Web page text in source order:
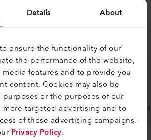
Details About
ensure the functionality of our
the performance of the website,
features and to provide you
content. Cookies may also be
or the purposes of our
more targeted advertising and to
of those advertising campaigns.
Privacy Policy.
Fácil de ajustar
GENERALES